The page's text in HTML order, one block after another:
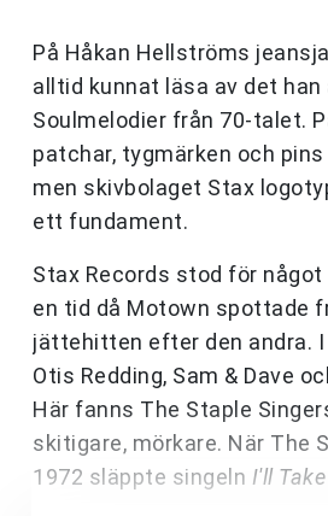
På Håkan Hellströms
alltid kunnat läsa av det
Soulmelodier från 70-talet.
patchar, tygmärken och
men skivbolaget Stax
ett fundament.
Stax Records stod för
en tid då Motown spottade
jättehitten efter den andra.
Otis Redding, Sam & Dave
Här fanns The Staple
skitigare, mörkare. När The
1972 släppte singeln I'll